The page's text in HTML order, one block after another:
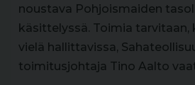
noustava Pohjoismaiden
käsittelyssä. Toimia tarvitaan,
vielä hallittavissa,
toimitusjohtaja Tino Aalto